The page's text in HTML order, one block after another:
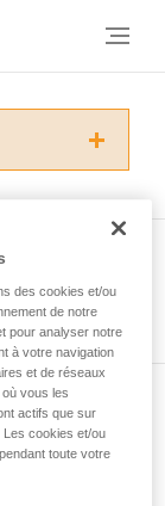
pour
une
Validez
à refaire
avant
des cookies et/ou
de notre
pour analyser notre
à votre navigation
et de réseaux
vous les
actifs que sur
Les cookies et/ou
toute votre